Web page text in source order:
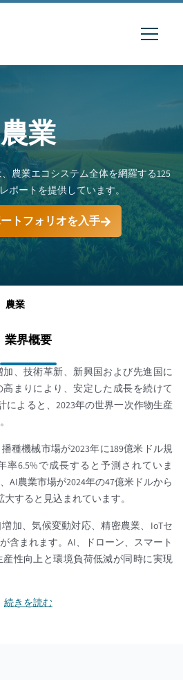
農業
農業エコシステム全体を網羅する125
ポートを提供しています。
トフォリオを入手
農業
業界概要
、技術革新、新興国および先進国に
まりにより、安定した成長を続けて
によると、2023年の世界一次作物生産
種機械市場が2023年に189億米ドル規
率6.5%で成長すると予測されていま
AI農業市場が2024年の47億米ドルから
すると見込まれています。
加、気候変動対応、精密農業、IoTセ
含まれます。AI、ドローン、スマート
性向上と環境負荷低減が同時に実現
続きを読む